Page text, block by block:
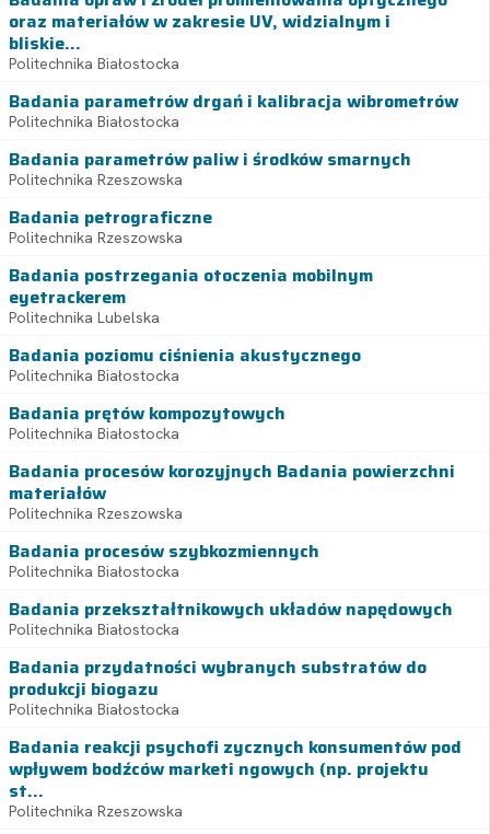
oraz materiałów w zakresie UV, widzialnym i
bliskie...
Politechnika Białostocka
Badania parametrów drgań i kalibracja wibrometrów
Politechnika Białostocka
Badania parametrów paliw i środków smarnych
Politechnika Rzeszowska
Badania petrograficzne
Politechnika Rzeszowska
Badania postrzegania otoczenia mobilnym
eyetrackerem
Politechnika Lubelska
Badania poziomu ciśnienia akustycznego
Politechnika Białostocka
Badania prętów kompozytowych
Politechnika Białostocka
Badania procesów korozyjnych Badania powierzchni
materiałów
Politechnika Rzeszowska
Badania procesów szybkozmiennych
Politechnika Białostocka
Badania przekształtnikowych układów napędowych
Politechnika Białostocka
Badania przydatności wybranych substratów do
produkcji biogazu
Politechnika Białostocka
Badania reakcji psychofi zycznych konsumentów pod
wpływem bodźców marketi ngowych (np. projektu
st...
Politechnika Rzeszowska